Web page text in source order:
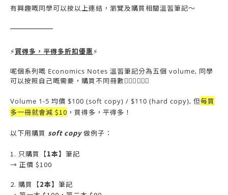
有興趣嘅同學可以按以上連結，瀏覽及購買相關溫習筆記～
——————
⚡️買得多，平得多折扣優惠⚡️
呢個系列嘅 Economics Notes 溫習筆記分為五個 volume, 同學
可以按照自己嘅需要，購買不同冊數💁🏻‍♀️💁🏻‍♂️
Volume 1-5 均價 $100 (soft copy) / $110 (hard copy), 但每買
多一冊就會減 $10 ，買得多，平得多！
以下用購買 soft copy做例子：
1. 只購買【1本】 筆記
→ 正價 $100
2. 購買【2本】 筆記